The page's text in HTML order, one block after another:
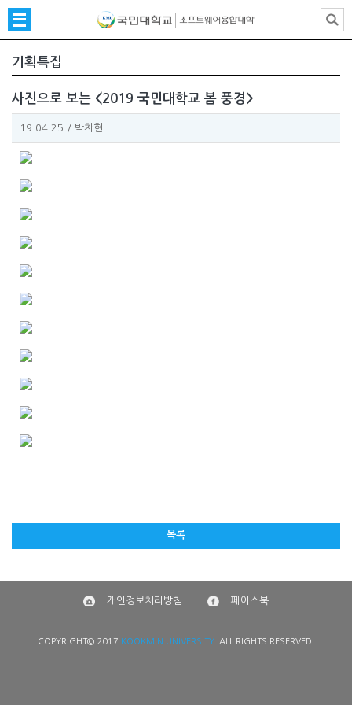
기획특집
사진으로 보는 <2019 국민대학교 봄 풍경>
19.04.25 / 박차현
목록
개인정보처리방침 페이스북
COPYRIGHT© 2017 KOOKMIN UNIVERSITY. ALL RIGHTS RESERVED.